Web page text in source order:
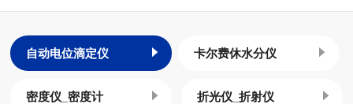
自动电位滴定仪 卡尔费休水分仪
密度仪_密度计 折光仪_折射仪